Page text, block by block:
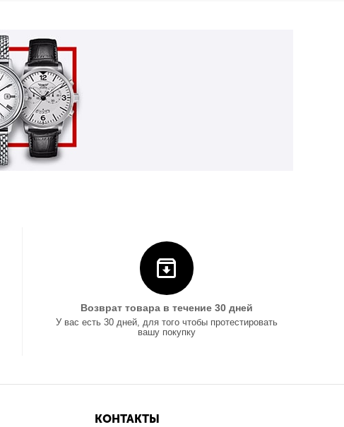
Возврат товара в течение 30 дней
У вас есть 30 дней, для того чтобы протестировать
вашу покупку
КОНТАКТЫ